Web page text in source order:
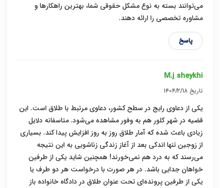
می‌توانند بسته به نوع مشکل حقوقی شما، بهترین راهکارها و
مشاوره تخصصی را ارائه دهند.
پاسخ
M.j sheykhi
تاریخ ۱۴۰۴/۲/۱۸
یکی از دعاوی رایج در سطح کشور، دعاوی مرتبط با طلاق است. این
قضیه در شهر کلور هم به وفور مشاهده می‌شود. متاسفانه دلایل
زیادی باعث شده که آمار طلاق روز به روز افزایش پیدا کند. بسیاری
از زوجین تنها اندکی بعد از آغاز زندگی زناشویی به این نتیجه
می‌رسند که به درد هم نمی‌خورند! همچنین شاید یکی از طرفین
خواهان جدایی باشد. در هر صورت با درخواست هر دو طرف یا
یکی از طرفین پرونده‌ای تحت عنوان طلاق در دادگاه خانواده باز